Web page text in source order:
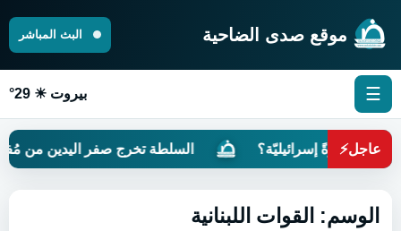
موقع صدى الضاحية البث المباشر
☰ بيروت ☀ 29°
عاجل⚡
مُستعمَرةً إسرائيليّة؟ السلطة تخرج صفر اليدين من
الوسم: القوات اللبنانية